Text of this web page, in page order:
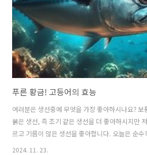
다 수분을 훨씬 더 풍부하게 머금고 있기 때문에
효과가 있습니다. ..
푸른 황금! 고등어의 효능
여러분은 생선중에 무엇을 가장 좋아하시나요? 보
붉은 생선, 즉 조기 같은 생선을 더 좋아하시지만
르고 기름이 많은 생선을 좋아합니다. 오늘은 순
담아 그냥 고등어 효능에 대해서 준비했습니다.
2024. 11. 23.